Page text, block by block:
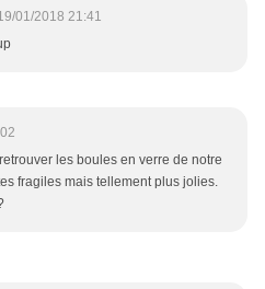
01/2018 21:41
les boules en verre de notre
fragiles mais tellement plus jolies.